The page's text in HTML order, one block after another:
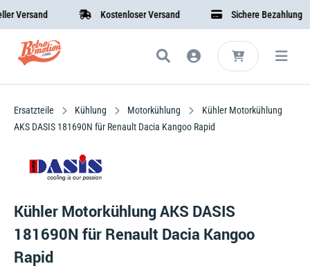
Kostenloser Versand Sichere Bezahlung
Ersatzteile Kühlung Motorkühlung
Kühler Motorkühlung
AKS DASIS 181690N für Renault Dacia Kangoo Rapid
Kühler Motorkühlung AKS DASIS
181690N für Renault Dacia Kangoo
Rapid